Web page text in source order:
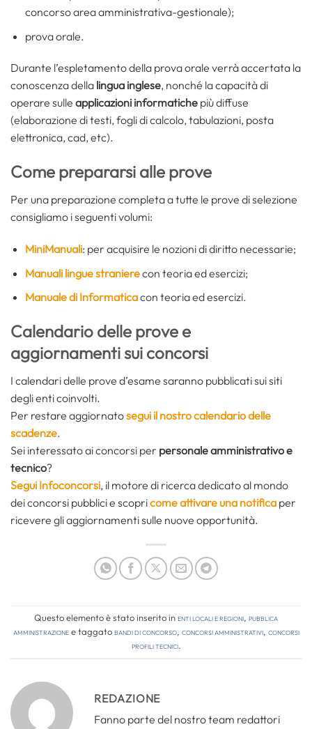
concorso area amministrativa-gestionale);
prova orale.
Durante l’espletamento della prova orale verrà accertata la
conoscenza della lingua inglese, nonché la capacità di
operare sulle applicazioni informatiche più diffuse
(elaborazione di testi, fogli di calcolo, tabulazioni, posta
elettronica, cad, etc).
Come prepararsi alle prove
Per una preparazione completa a tutte le prove di selezione
consigliamo i seguenti volumi:
MiniManuali: per acquisire le nozioni di diritto necessarie;
Manuali lingue stranierecon teoria ed esercizi;
Manuale di Informaticacon teoria ed esercizi.
Calendario delle prove e
aggiornamenti sui concorsi
I calendari delle prove d’esame saranno pubblicati sui siti
degli enti coinvolti.
Per restare aggiornatosegui il nostro calendario delle
scadenze.
Sei interessato ai concorsi per personaleamministrativo e
tecnico?
Segui Infoconcorsi, il motore di ricerca dedicato al mondo
dei concorsi pubblici e scopricome attivare una notifica per
ricevere gli aggiornamenti sulle nuove opportunità.
Questo elemento è stato inserito inEnti locali e regioni, Pubblica
amministrazionee taggatobandi di concorso, concorsi amministrativi, concorsi
profili tecnici.
REDAZIONE
Fanno parte del nostro team redattori